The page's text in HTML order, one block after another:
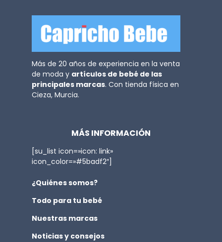
Más de 20 años de experiencia en la venta
de moda y artículos de bebé de las
principales marcas. Con tienda física en
Cieza, Murcia.
MÁS INFORMACIÓN
[su_list icon=»icon: link»
icon_color=»#5badf2″]
¿Quiénes somos?
Todo para tu bebé
Nuestras marcas
Noticias y consejos